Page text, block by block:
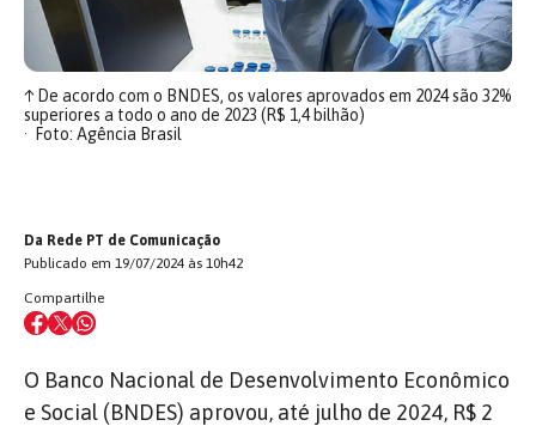
↑De acordo com o BNDES, os valores aprovados em 2024 são 32%
superiores a todo o ano de 2023 (R$ 1,4 bilhão)
Foto: Agência Brasil
Da Rede PT de Comunicação
Publicado em 19/07/2024 às 10h42
Compartilhe
O Banco Nacional de Desenvolvimento Econômico
e Social (BNDES) aprovou, até julho de 2024, R$ 2